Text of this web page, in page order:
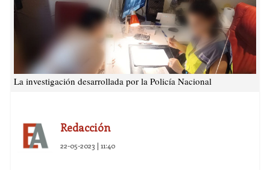
La investigación desarrollada por la Policía Nacional
Redacción
22-05-2023 | 11:40